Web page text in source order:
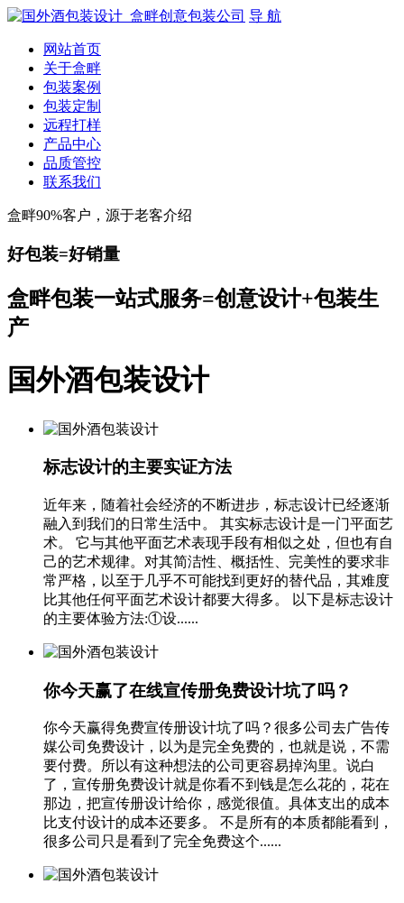
导 航
网站首页
关于盒畔
包装案例
包装定制
远程打样
产品中心
品质管控
联系我们
盒畔90%客户，源于老客介绍
好包装=好销量
盒畔包装一站式服务=创意设计+包装生
产
国外酒包装设计
标志设计的主要实证方法
近年来，随着社会经济的不断进步，标志设计已经逐渐
融入到我们的日常生活中。 其实标志设计是一门平面艺
术。 它与其他平面艺术表现手段有相似之处，但也有自
己的艺术规律。对其简洁性、概括性、完美性的要求非
常严格，以至于几乎不可能找到更好的替代品，其难度
比其他任何平面艺术设计都要大得多。 以下是标志设计
的主要体验方法:①设......
你今天赢了在线宣传册免费设计坑了吗？
你今天赢得免费宣传册设计坑了吗？很多公司去广告传
媒公司免费设计，以为是完全免费的，也就是说，不需
要付费。所以有这种想法的公司更容易掉沟里。说白
了，宣传册免费设计就是你看不到钱是怎么花的，花在
那边，把宣传册设计给你，感觉很值。具体支出的成本
比支付设计的成本还要多。 不是所有的本质都能看到，
很多公司只是看到了完全免费这个......